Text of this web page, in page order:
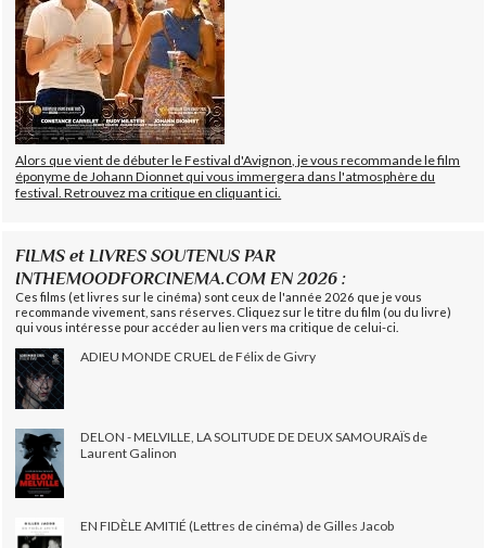
Alors que vient de débuter le Festival d'Avignon, je vous recommande le film
éponyme de Johann Dionnet qui vous immergera dans l'atmosphère du
festival. Retrouvez ma critique en cliquant ici.
FILMS et LIVRES SOUTENUS PAR
INTHEMOODFORCINEMA.COM EN 2026 :
Ces films (et livres sur le cinéma) sont ceux de l'année 2026 que je vous
recommande vivement, sans réserves. Cliquez sur le titre du film (ou du livre)
qui vous intéresse pour accéder au lien vers ma critique de celui-ci.
ADIEU MONDE CRUEL de Félix de Givry
DELON - MELVILLE, LA SOLITUDE DE DEUX SAMOURAÏS de
Laurent Galinon
EN FIDÈLE AMITIÉ (Lettres de cinéma) de Gilles Jacob